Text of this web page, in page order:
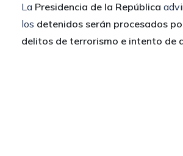
La Presidencia de la República
los detenidos serán procesados
delitos de terrorismo e intento de